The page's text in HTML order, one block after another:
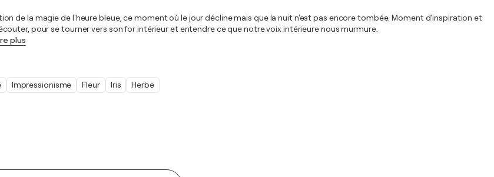
de la magie de l'heure bleue, ce moment où le jour décline mais que la nuit n'est pas encore tombée. Moment d'inspiration et
pour se tourner vers son for intérieur et entendre ce que notre voix intérieure nous murmure.
plus
Impressionisme Fleur Iris Herbe